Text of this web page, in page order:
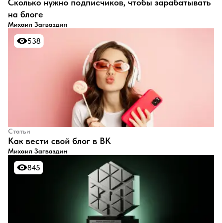
​Сколько нужно подписчиков, чтобы зарабатывать
на блоге
Михаил Загваздин
538
538
Статьи
​Как вести свой блог в ВК
Михаил Загваздин
845
845